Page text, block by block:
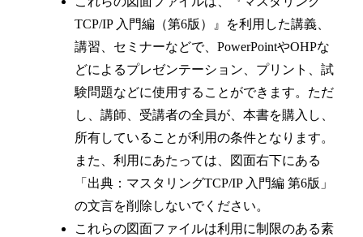
TCP/IP 入門編（第6版）』を利用した講義、
講習、セミナーなどで、PowerPointやOHPな
どによるプレゼンテーション、プリント、試
験問題などに使用することができます。ただ
し、講師、受講者の全員が、本書を購入し、
所有していることが利用の条件となります。
また、利用にあたっては、図面右下にある
「出典：マスタリングTCP/IP 入門編 第6版」
の文言を削除しないでください。
これらの図面ファイルは利用に制限のある素